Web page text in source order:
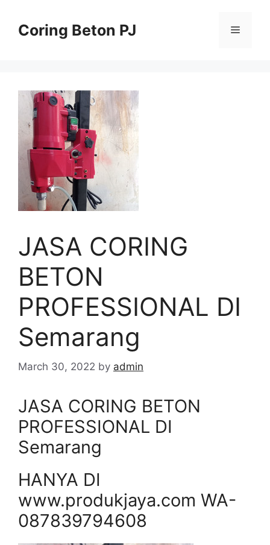
contentCoring Beton PJ Menu
JASA CORING
BETON
PROFESSIONAL DI
Semarang
March 30, 2022 by admin
JASA CORING BETON
PROFESSIONAL DI
Semarang
HANYA DI
www.produkjaya.com WA-
087839794608